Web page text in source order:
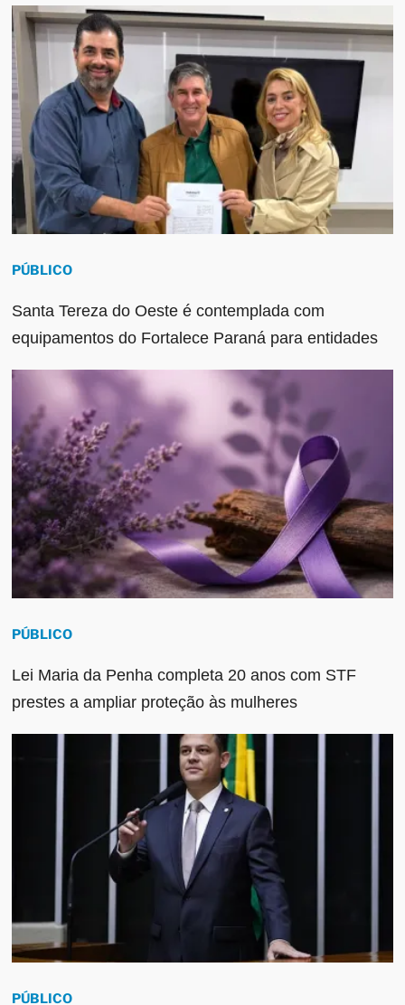
PÚBLICO
Santa Tereza do Oeste é contemplada com
equipamentos do Fortalece Paraná para entidades
PÚBLICO
Lei Maria da Penha completa 20 anos com STF
prestes a ampliar proteção às mulheres
PÚBLICO